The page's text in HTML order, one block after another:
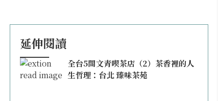
延伸閱讀
全台5間文青喫茶店（2）茶香裡的人
生哲理：台北 臻味茶苑